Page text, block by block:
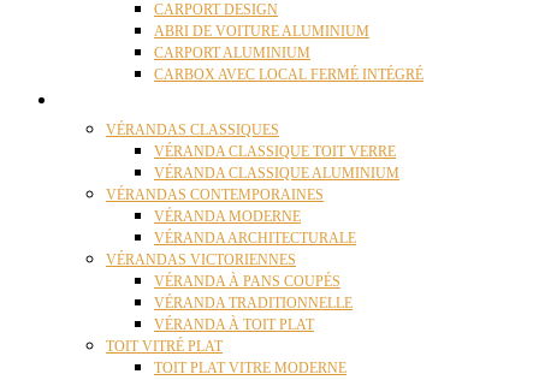
CARPORT DESIGN
ABRI DE VOITURE ALUMINIUM
CARPORT ALUMINIUM
CARBOX AVEC LOCAL FERMÉ INTÉGRÉ
VÉRANDAS CLASSIQUES
VÉRANDA CLASSIQUE TOIT VERRE
VÉRANDA CLASSIQUE ALUMINIUM
VÉRANDAS CONTEMPORAINES
VÉRANDA MODERNE
VÉRANDA ARCHITECTURALE
VÉRANDAS VICTORIENNES
VÉRANDA À PANS COUPÉS
VÉRANDA TRADITIONNELLE
VÉRANDA À TOIT PLAT
TOIT VITRÉ PLAT
TOIT PLAT VITRE MODERNE